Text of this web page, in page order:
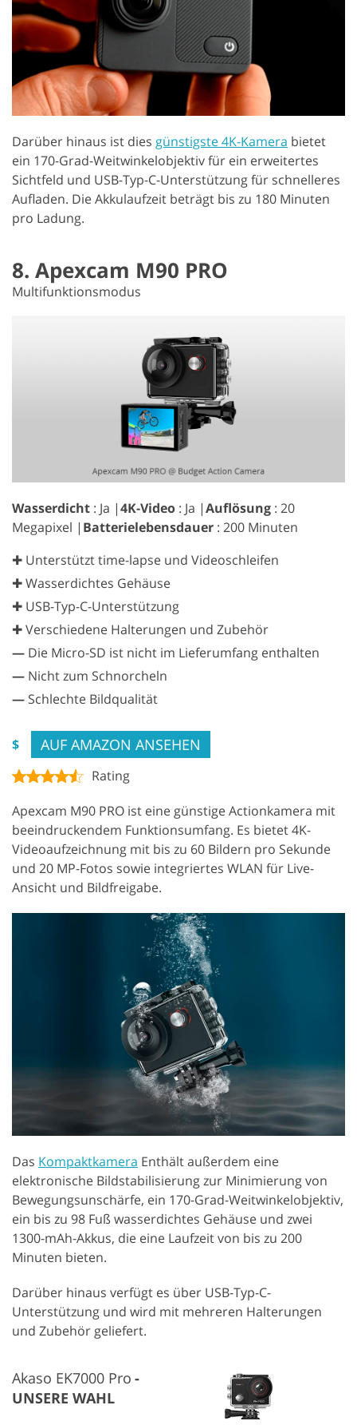
Darüber hinaus ist dies günstigste 4K-Kamera bietet
ein 170-Grad-Weitwinkelobjektiv für ein erweitertes
Sichtfeld und USB-Typ-C-Unterstützung für schnelleres
Aufladen. Die Akkulaufzeit beträgt bis zu 180 Minuten
pro Ladung.
8. Apexcam M90 PRO
Multifunktionsmodus
Wasserdicht : Ja |4K-Video : Ja |Auflösung : 20
Megapixel | Batterielebensdauer : 200 Minuten
✚ Unterstützt time-lapse und Videoschleifen
✚ Wasserdichtes Gehäuse
✚ USB-Typ-C-Unterstützung
✚ Verschiedene Halterungen und Zubehör
— Die Micro-SD ist nicht im Lieferumfang enthalten
— Nicht zum Schnorcheln
— Schlechte Bildqualität
$ AUF AMAZON ANSEHEN
Rating
Apexcam M90 PRO ist eine günstige Actionkamera mit
beeindruckendem Funktionsumfang. Es bietet 4K-
Videoaufzeichnung mit bis zu 60 Bildern pro Sekunde
und 20 MP-Fotos sowie integriertes WLAN für Live-
Ansicht und Bildfreigabe.
Das Kompaktkamera Enthält außerdem eine
elektronische Bildstabilisierung zur Minimierung von
Bewegungsunschärfe, ein 170-Grad-Weitwinkelobjektiv,
ein bis zu 98 Fuß wasserdichtes Gehäuse und zwei
1300-mAh-Akkus, die eine Laufzeit von bis zu 200
Minuten bieten.
Darüber hinaus verfügt es über USB-Typ-C-
Unterstützung und wird mit mehreren Halterungen
und Zubehör geliefert.
Akaso EK7000 Pro
UNSERE WAHL